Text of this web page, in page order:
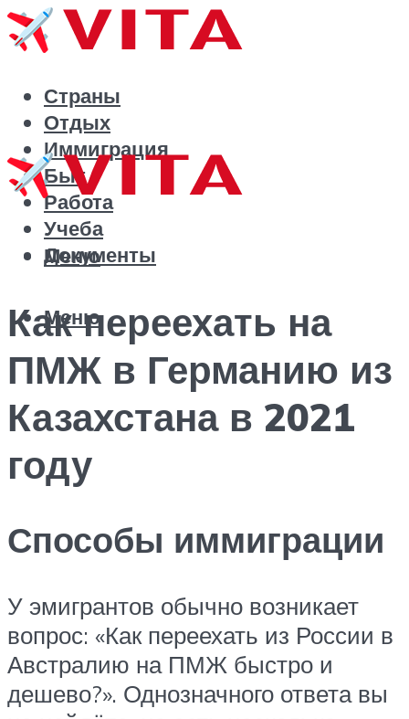
Страны
Отдых
Иммиграция
Быт
Работа
Учеба
Документы
Меню
Меню
Как переехать на
ПМЖ в Германию из
Казахстана в 2021
году
Способы иммиграции
У эмигрантов обычно возникает
вопрос: «Как переехать из России в
Австралию на ПМЖ быстро и
дешево?». Однозначного ответа вы